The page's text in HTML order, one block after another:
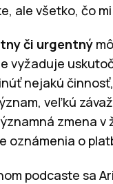
ale všetko, čo
či urgentný
vyžaduje
nejakú
veľkú
zmena v
oznámenia o
podcaste sa